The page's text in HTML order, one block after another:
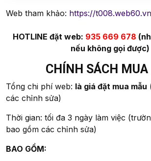
Web tham khảo: https://t008.web60.vn
HOTLINE đặt web: 935 669 678
nếu không gọi được)
CHÍNH SÁCH MUA
Tổng chi phí web: là giá đặt mua mẫu
các chỉnh sửa)
Thời gian: tối đa 3 ngày làm việc
bao gồm các chỉnh sửa)
BAO GỒM: